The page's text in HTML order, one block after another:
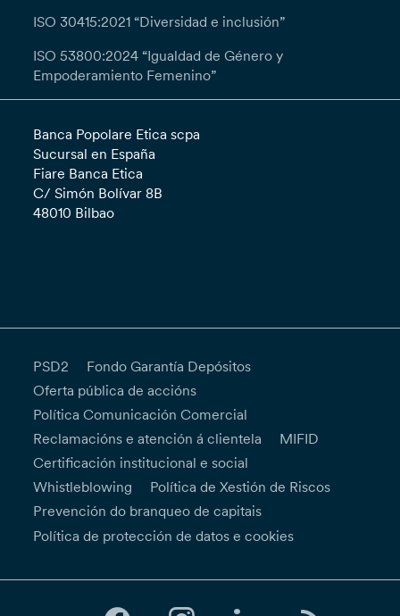
ISO 30415:2021 “Diversidad e inclusión”
ISO 53800:2024 “Igualdad de Género y
Empoderamiento Femenino”
Banca Popolare Etica scpa
Sucursal en España
Fiare Banca Etica
C/ Simón Bolívar 8B
48010 Bilbao
PSD2
Fondo Garantía Depósitos
Oferta pública de accións
Política Comunicación Comercial
Reclamacións e atención á clientela
MIFID
Certificación institucional e social
Whistleblowing
Política de Xestión de Riscos
Prevención do branqueo de capitais
Política de protección de datos e cookies